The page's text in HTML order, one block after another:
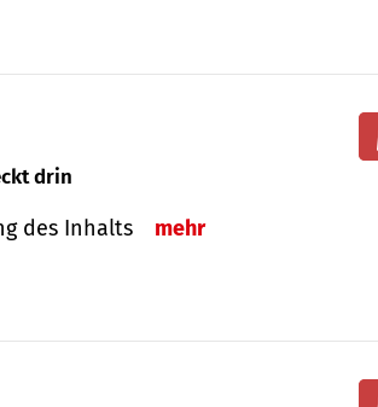
drin
des Inhalts mehr